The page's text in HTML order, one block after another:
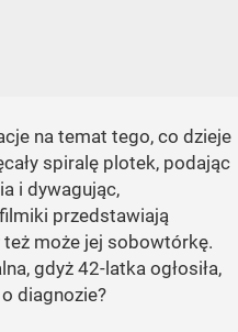
na temat tego, co dzieje
spiralę plotek, podając
i dywagując,
przedstawiają
też może jej sobowtórkę.
gdyż 42-latka ogłosiła,
diagnozie?